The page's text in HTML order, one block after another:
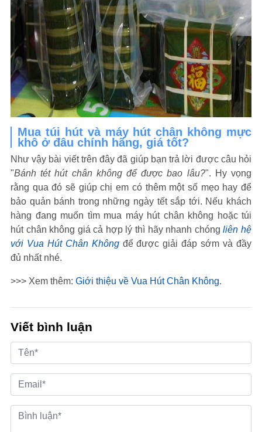
Mua túi hút và máy hút chân không mực
khô ở đâu chính hãng, giá tốt?
Như vậy bài viết trên đây đã giúp bạn trả lời được câu hỏi
"Bánh tét hút chân không để được bao lâu?". Hy vọng
rằng qua đó sẽ giúp chị em có thêm một số mẹo hay để
bảo quản bánh trong những ngày tết sắp tới. Nếu khách
hàng đang muốn tìm mua máy hút chân không hoặc túi
hút chân không giá cả hợp lý thì hãy nhanh chóngliên hệ
với Vua Hút Chân Khôngđể được giải đáp sớm và đầy
đủ nhất nhé.
>>> Xem thêm: Giới thiệu về Vua Hút Chân Không.
Viết bình luận